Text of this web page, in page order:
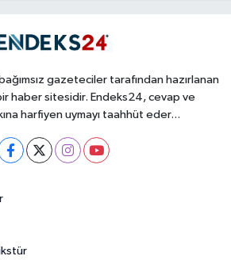
gazeteciler tarafından hazırlanan
bir haber sitesidir. Endeks24, cevap ve
harfiyen uymayı taahhüt eder...